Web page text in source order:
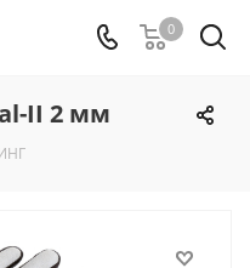
0
II 2 мм